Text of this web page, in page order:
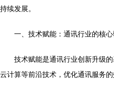
持续发展。
一、技术赋能：通讯行业的核心
技术赋能是通讯行业创新升级
云计算等前沿技术，优化通讯服务